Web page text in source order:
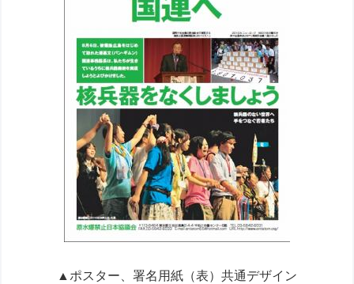
▲ポスター、署名用紙（表）共通デザイン